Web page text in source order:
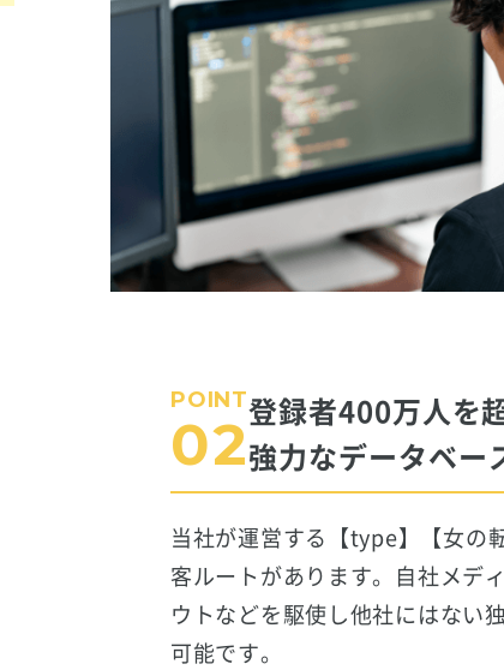
POINT
02登録者400万人を
強力なデータベー
当社が運営する【type】【女の
客ルートがあります。自社メデ
ウトなどを駆使し他社にはない
可能です。